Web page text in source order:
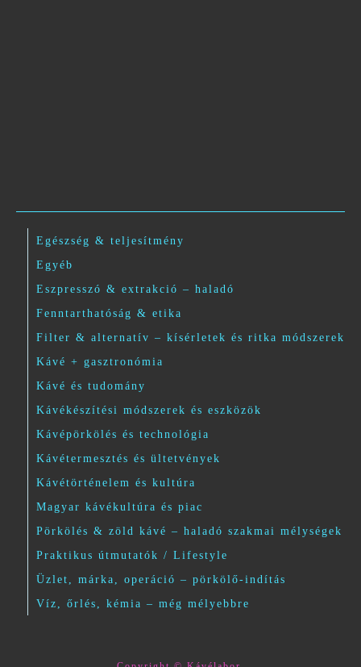
Egészség & teljesítmény
Egyéb
Eszpresszó & extrakció – haladó
Fenntarthatóság & etika
Filter & alternatív – kísérletek és ritka módszerek
Kávé + gasztronómia
Kávé és tudomány
Kávékészítési módszerek és eszközök
Kávépörkölés és technológia
Kávétermesztés és ültetvények
Kávétörténelem és kultúra
Magyar kávékultúra és piac
Pörkölés & zöld kávé – haladó szakmai mélységek
Praktikus útmutatók / Lifestyle
Üzlet, márka, operáció – pörkölő-indítás
Víz, őrlés, kémia – még mélyebbre